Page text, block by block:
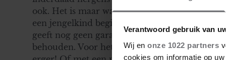
Verantwoord gebruik van
Wij en onze 1022 partners
cookies om informatie op
ook. Het is maar wat je belangrijker vindt;
een jengelkind beginnen met een ander. Een
geeft nog geen garantie dat je het perfecte
behouden. Voor hetzelfde geld neem je een